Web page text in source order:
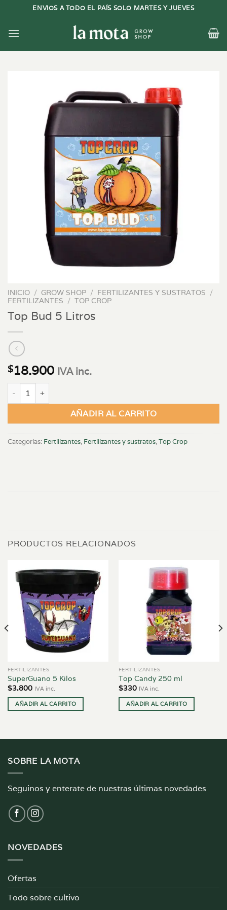
contenido
ENVIOS A TODO EL PAÍS SOLO MARTES Y JUEVES
INICIO / GROW SHOP / FERTILIZANTES Y SUSTRATOS /
FERTILIZANTES / TOP CROP
Top Bud 5 Litros
$18.900 IVA inc.
Top Bud 5 Litros cantidad
AÑADIR AL CARRITO
Categorías: Fertilizantes, Fertilizantes y sustratos,Top Crop
PRODUCTOS RELACIONADOS
FERTILIZANTES
SuperGuano 5 Kilos
$3.800 IVA inc.
AÑADIR AL CARRITO
FERTILIZANTES
Top Candy 250 ml
$330 IVA inc.
AÑADIR AL CARRITO
SOBRE LA MOTA
Seguinos y enterate de nuestras últimas novedades
NOVEDADES
Ofertas
Todo sobre cultivo